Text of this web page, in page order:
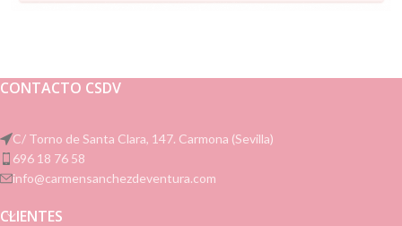
CONTACTO CSDV
C/ Torno de Santa Clara, 147. Carmona (Sevilla)
696 18 76 58
info@carmensanchezdeventura.com
CLIENTES